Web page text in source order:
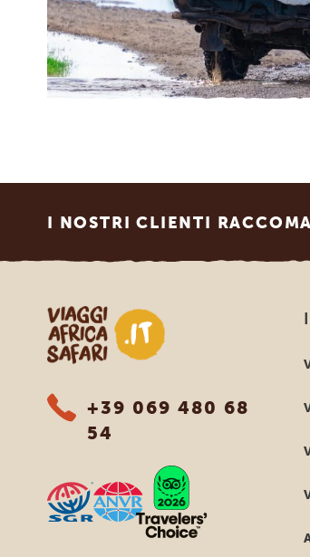
I NOSTRI CLIENTI
Viaggi Africa Safari
+39 069 480 68
54